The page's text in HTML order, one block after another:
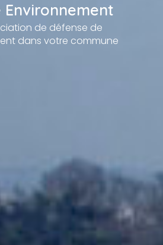
Environnement
de défense de
dans votre commune